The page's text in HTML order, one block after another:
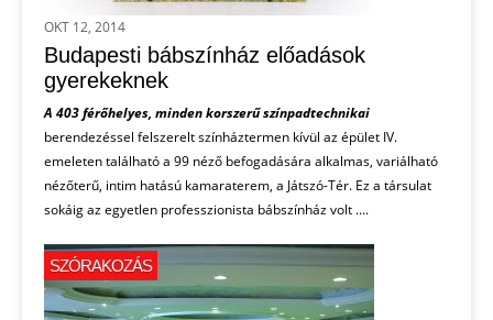
OKT 12, 2014
Budapesti bábszínház előadások
gyerekeknek
A 403 férőhelyes, minden korszerű színpadtechnikai
berendezéssel felszerelt színháztermen kívül az épület IV.
emeleten található a 99 néző befogadására alkalmas, variálható
nézőterű, intim hatású kamaraterem, a Játszó-Tér. Ez a társulat
sokáig az egyetlen professzionista bábszínház volt ....
SZÓRAKOZÁS